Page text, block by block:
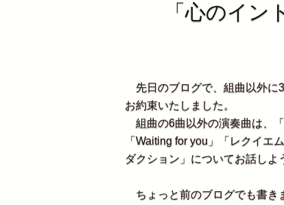
「心のイン
先日のブログで、組曲以外に
お約束いたしました。
組曲の6曲以外の演奏曲は、
「Waiting for you」「レクイエ
ダクション」についてお話しよ
ちょっと前のブログでも書き